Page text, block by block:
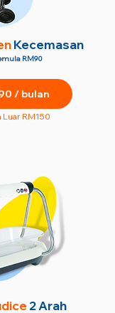
Kecemasan
RM90
/ bulan
Luar RM150
2 Arah